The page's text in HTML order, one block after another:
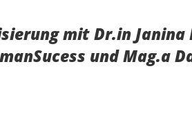
mit Dr.in
und Mag.a